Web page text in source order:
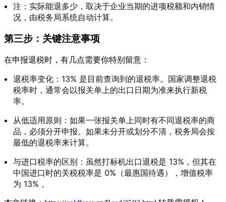
注：实际能退多少，取决于企业当期的进项税额和内销情
况，由税务局系统自动计算。
第三步：关键注意事项
在申报退税时，有几点需要你特别留意：
退税率变化：13% 是目前查询到的退税率。国家调整退税
税率时，通常会以报关单上的出口日期为准来执行新税
率。
从低适用原则：如果一张报关单上同时有不同退税率的商
品，必须分开申报。如果未分开或划分不清，税务局会按
最低的退税率来计算。
与进口税率的区别：虽然打标机出口退税是 13%，但其在
中国进口时的关税税率是 0%（最惠国待遇），增值税率
为 13% 。